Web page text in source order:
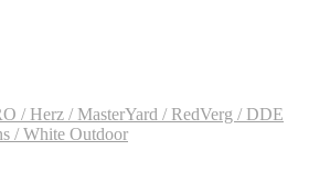
/ Herz / MasterYard / RedVerg / DDE
/ White Outdoor